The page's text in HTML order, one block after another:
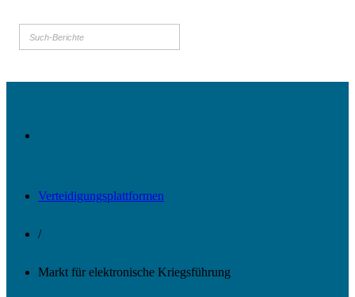
Verteidigungsplattformen
/
Markt für elektronische Kriegsführung